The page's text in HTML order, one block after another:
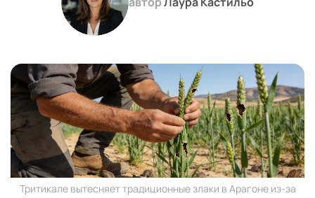
Тритикале вытесняет традиционные злаки в Арагоне из-за